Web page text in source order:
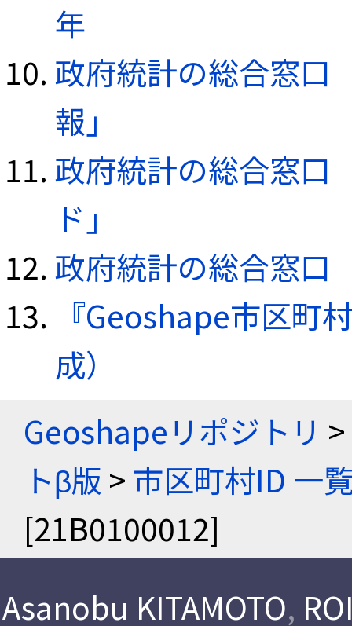
年
政府統計の総合窓口
報」
政府統計の総合窓口
ド」
政府統計の総合窓口
『Geoshape市区町
成）
Geoshapeリポジトリ >
トβ版 > 市区町村ID 一
[21B0100012]
Asanobu KITAMOTO,